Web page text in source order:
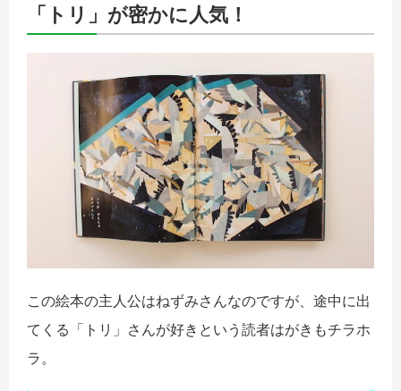
「トリ」が密かに人気！
この絵本の主人公はねずみさんなのですが、途中に出
てくる「トリ」さんが好きという読者はがきもチラホ
ラ。